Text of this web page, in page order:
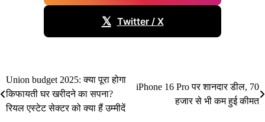
𝕏 Twitter / X
Post
navigation
Union budget 2025: क्‍या पूरा होगा
किफायती घर खरीदने का सपना?
रियल एस्टेट सेक्टर को क्‍या हैं उम्‍मीदें
iPhone 16 Pro पर शानदार डील, 70
हजार से भी कम हुई कीमत